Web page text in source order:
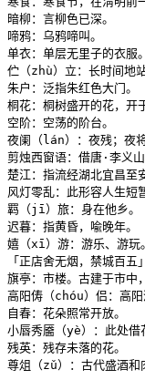
暗柳：言柳色已深。
啼鸦：乌鸦啼叫。
单衣：单层无里子的衣服。
伫（zhù）立：长时间地站
朱户：泛指朱红色大门。
桐花：桐树盛开的花，开
空阶：空荡的阶台。
夜阑（lán）：夜残；夜将
剪烛西窗语：借唐·李义
楚江：指流经湖北宜昌至
风灯零乱：此形容人生短
羁（jī）旅：身在他乡。
迟暮：指黄昏，喩晚年。
嬉（xī）游：游乐、游玩。
「正店舍无烟，禁城百
旗亭：市楼。古建于市中
高阳俦（chóu）侣：高
自春：花朵照常开放。
小唇秀靥（yè）：此处借
残英：残存未落的花。
尊俎（zǔ）：古代盛酒和